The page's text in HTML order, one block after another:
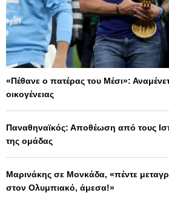
«Πέθανε ο πατέρας του Μέσι»:
οικογένειας
Παναθηναϊκός: Αποθέωση από τους
της ομάδας
Μαρινάκης σε Μονκάδα, «πέντε
στον Ολυμπιακό, άμεσα!»